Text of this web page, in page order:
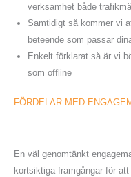
verksamhet både
Samtidigt så kommer vi
beteende som passar
Enkelt förklarat så är vi
som offline
FÖRDELAR MED
En väl genomtänkt
kortsiktiga framgångar för